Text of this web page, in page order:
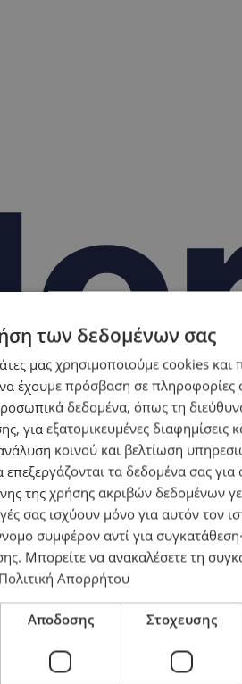
των δεδομένων σας
μας χρησιμοποιούμε cookies και
έχουμε πρόσβαση σε πληροφορίες
δεδομένα, όπως τη
για εξατομικευμένες
κοινού και βελτίωση
επεξεργάζονται τα δεδομένα σας
της χρήσης ακριβών δεδομένων
σας ισχύουν μόνο για αυτόν τον
συμφέρον αντί για
. Μπορείτε να ανακαλέσετε τη
Πολιτική Απορρήτου
Αποδοσης Στοχευσης